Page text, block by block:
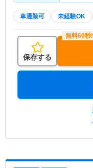
車通勤可 未経験OK
保存する